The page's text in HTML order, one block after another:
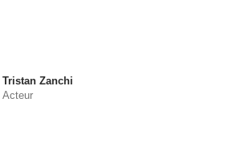
Tristan Zanchi
Acteur